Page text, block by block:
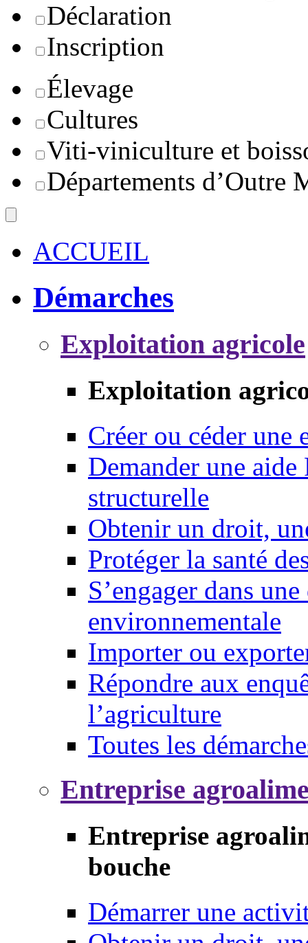
Déclaration
Inscription
Élevage
Cultures
Viti-viniculture et
Départements d’Outre
ACCUEIL
Démarches
Exploitation agricole
Exploitation
Créer ou céder une
Demander une
structurelle
Obtenir un droit,
Protéger la santé
S’engager dans
environnementale
Importer ou
Répondre aux
l’agriculture
Toutes les
Entreprise
Entreprise
bouche
Démarrer une